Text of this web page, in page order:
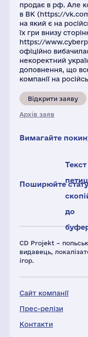
CD Projekt –
видавець,
ігор.
Сайт компанії
Прес-релізи
Контакти
продає в рф. Але
в ВК (https://
на який є на
їх гри внизу
https://
офіційно
некоректний
доповнення, що
компанії на
Відкрити заяву
Архів заяв
Вимагайте
Текст
до
Поширюйте